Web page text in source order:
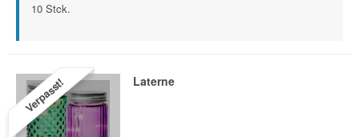
10 Stck.
Verpasst! Laterne